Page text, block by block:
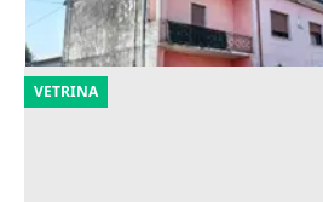
29/09/2026
VETRINA